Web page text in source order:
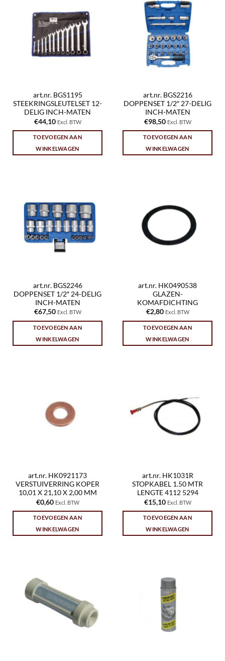
art.nr. BGS1195
STEEKRINGSLEUTELSET 12-
DELIG INCH-MATEN
€44,10 Excl. BTW
TOEVOEGEN AAN
WINKELWAGEN
art.nr. BGS2216
DOPPENSET 1/2″ 27-DELIG
INCH-MATEN
€98,50 Excl. BTW
TOEVOEGEN AAN
WINKELWAGEN
art.nr. BGS2246
DOPPENSET 1/2″ 24-DELIG
INCH-MATEN
€67,50 Excl. BTW
TOEVOEGEN AAN
WINKELWAGEN
art.nr. HK0490538
GLAZEN-
KOMAFDICHTING
€2,80 Excl. BTW
TOEVOEGEN AAN
WINKELWAGEN
art.nr. HK0921173
VERSTUIVERRING KOPER
10,01 X 21,10 X 2,00 MM
€0,60 Excl. BTW
TOEVOEGEN AAN
WINKELWAGEN
art.nr. HK1031R
STOPKABEL 1.50 MTR
LENGTE 4112 5294
€15,10 Excl. BTW
TOEVOEGEN AAN
WINKELWAGEN